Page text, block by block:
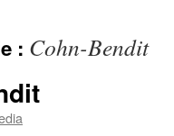
: Cohn-Bendit